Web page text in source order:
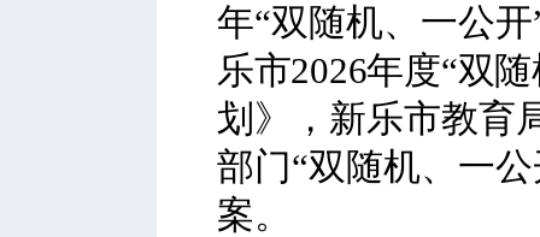
年“双随机、一公
乐市2026年度“双
划 》 ， 新乐市教育
部门“双随机、一
案。